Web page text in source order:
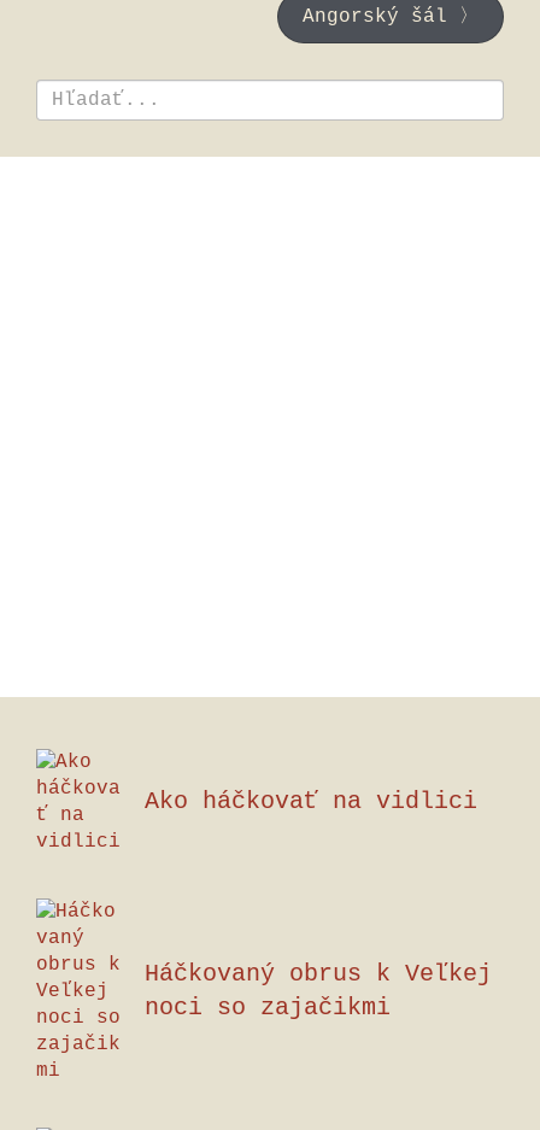
Angorský šál 〉
Ako háčkovať na vidlici
Háčkovaný obrus k Veľkej
noci so zajačikmi